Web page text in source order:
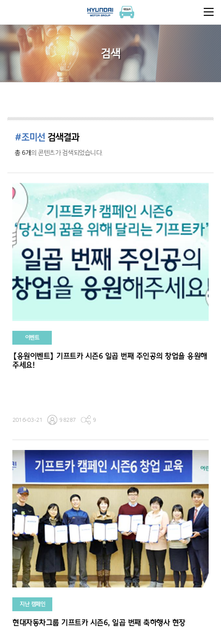
검색
#조미선 검색결과
총 6개의 콘텐츠가 검색되었습니다.
이벤트
【응원이벤트】 기프트카 시즌6 일곱 번째 주인공의 창업을 응원해
주세요!
2016-03-21 98287 9
지난 캠페인
현대자동차그룹 기프트카 시즌6, 일곱 번째 축하행사 현장